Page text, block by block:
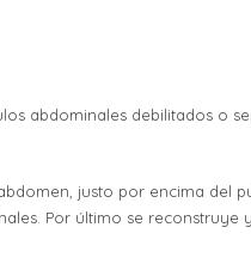
abdominales debilitados o
justo por encima del
Por último se